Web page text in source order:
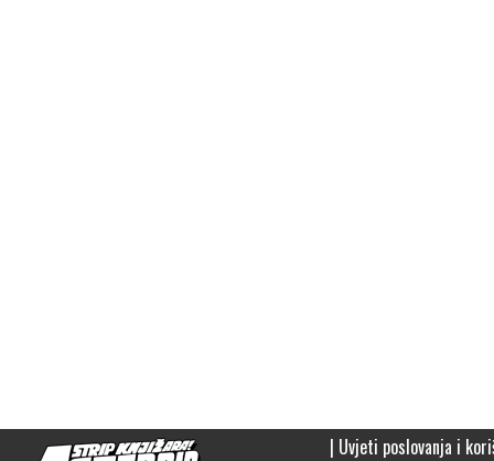
| Uvjeti poslovanja i